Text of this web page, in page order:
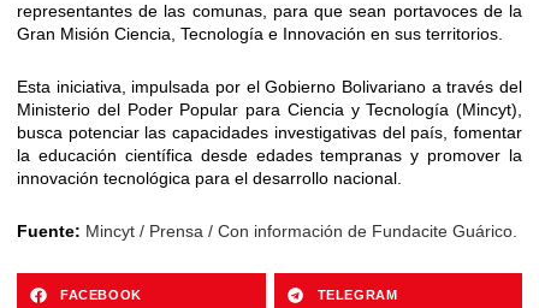
representantes de las comunas, para que sean portavoces de la
Gran Misión Ciencia, Tecnología e Innovación en sus territorios.
Esta iniciativa, impulsada por el Gobierno Bolivariano a través del
Ministerio del Poder Popular para Ciencia y Tecnología (Mincyt),
busca potenciar las capacidades investigativas del país, fomentar
la educación científica desde edades tempranas y promover la
innovación tecnológica para el desarrollo nacional.
Fuente: Mincyt / Prensa / Con información de Fundacite Guárico.
FACEBOOK TELEGRAM